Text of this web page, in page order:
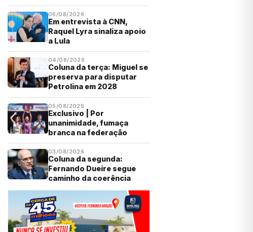
06/08/2026
Em entrevista à CNN,
Raquel Lyra sinaliza apoio
a Lula
04/08/2026
Coluna da terça: Miguel se
preserva para disputar
Petrolina em 2028
05/08/2026
Exclusivo | Por
unanimidade, fumaça
branca na federação
03/08/2026
Coluna da segunda:
Fernando Dueire segue
caminho da coerência